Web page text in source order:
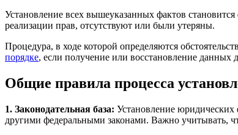
Установление всех вышеуказанных фактов
реализации прав, отсутствуют или были утеряны.
Процедура, в ходе которой определяются
порядке, если получение или восстановление
Общие правила процесса
1. Законодательная база: Установление
другими федеральными законами. Важно учитывать,